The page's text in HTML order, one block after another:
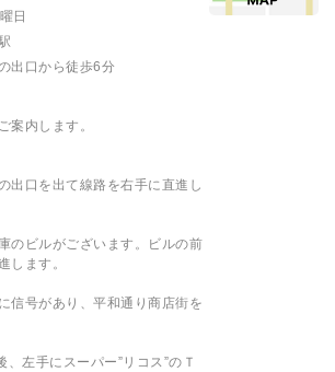
日
出口から徒歩6分
案内します。
出口を出て線路を右手に直進し
のビルがございます。ビルの前
します。
信号があり、平和通り商店街を
左手にスーパー”リコス”のＴ